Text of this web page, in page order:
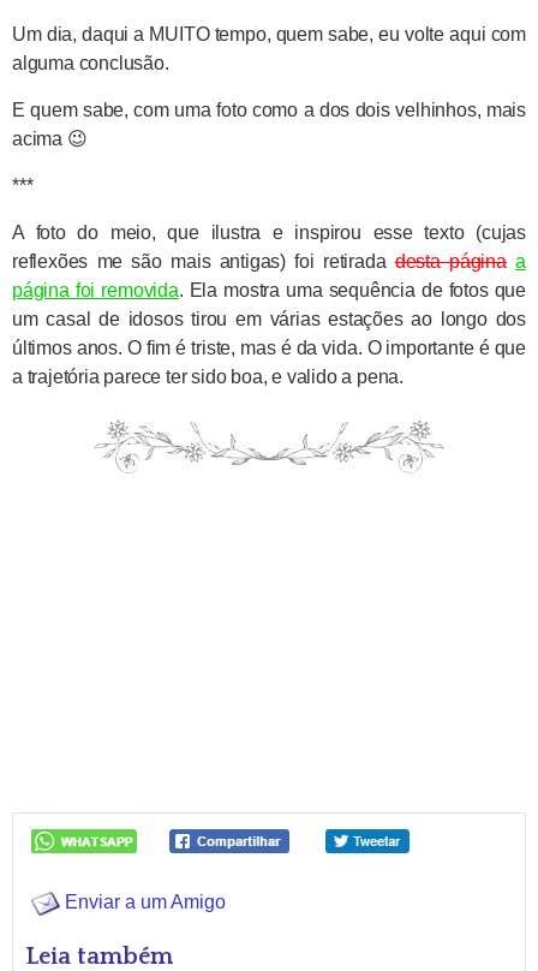
Um dia, daqui a MUITO tempo, quem sabe, eu volte aqui com
alguma conclusão.
E quem sabe, com uma foto como a dos dois velhinhos, mais
acima 😉
***
A foto do meio, que ilustra e inspirou esse texto (cujas
reflexões me são mais antigas) foi retiradadesta página a
página foi removida. Ela mostra uma sequência de fotos que
um casal de idosos tirou em várias estações ao longo dos
últimos anos. O fim é triste, mas é da vida. O importante é que
a trajetória parece ter sido boa, e valido a pena.
Enviar a um Amigo
Leia também